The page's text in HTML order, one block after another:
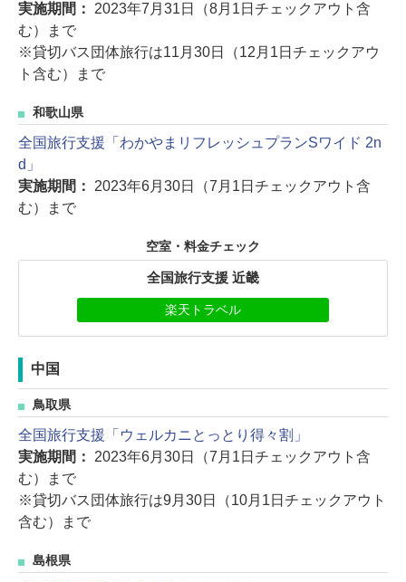
実施期間： 2023年7月31日（8月1日チェックアウト含
む）まで
※貸切バス団体旅行は11月30日（12月1日チェックアウ
ト含む）まで
和歌山県
全国旅行支援「わかやまリフレッシュプランSワイド 2n
d」
実施期間： 2023年6月30日（7月1日チェックアウト含
む）まで
空室・料金チェック
全国旅行支援 近畿
楽天トラベル
中国
鳥取県
全国旅行支援「ウェルカニとっとり得々割」
実施期間： 2023年6月30日（7月1日チェックアウト含
む）まで
※貸切バス団体旅行は9月30日（10月1日チェックアウト
含む）まで
島根県